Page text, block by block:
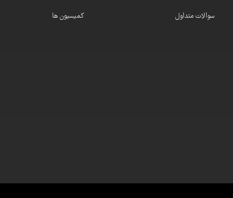
سوالات متداول کمیسیون ها